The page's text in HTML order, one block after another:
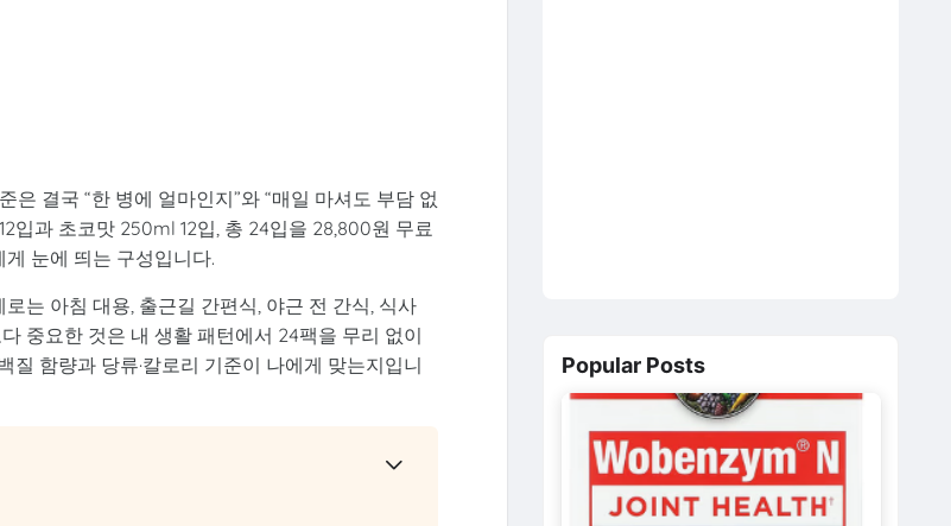
결국 “한 병에 얼마인지”와 “매일 마셔도 부담 없
입과 초코맛 250ml 12입, 총 24입을 28,800원 무료
눈에 띄는 구성입니다.
는 아침 대용, 출근길 간편식, 야근 전 간식, 식사
중요한 것은 내 생활 패턴에서 24팩을 무리 없이
함량과 당류·칼로리 기준이 나에게 맞는지입니
Popular Posts